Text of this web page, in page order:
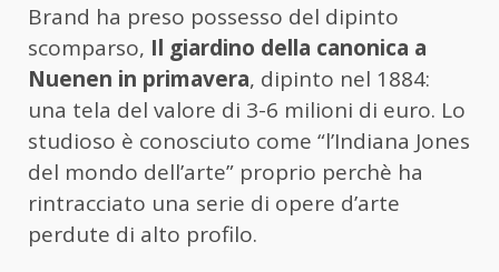
Brand ha preso possesso del dipinto
scomparso, Il giardino della canonica a
Nuenen in primavera, dipinto nel 1884:
una tela del valore di 3-6 milioni di euro. Lo
studioso è conosciuto come “l’Indiana Jones
del mondo dell’arte” proprio perchè ha
rintracciato una serie di opere d’arte
perdute di alto profilo.